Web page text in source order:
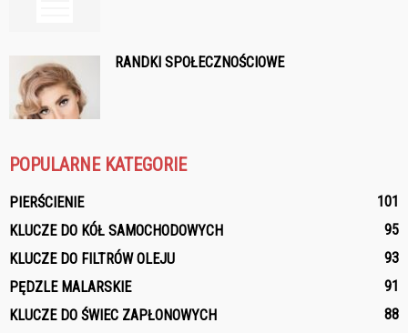
RANDKI SPOŁECZNOŚCIOWE
POPULARNE KATEGORIE
PIERŚCIENIE
101
KLUCZE DO KÓŁ SAMOCHODOWYCH
95
KLUCZE DO FILTRÓW OLEJU
93
PĘDZLE MALARSKIE
91
KLUCZE DO ŚWIEC ZAPŁONOWYCH
88